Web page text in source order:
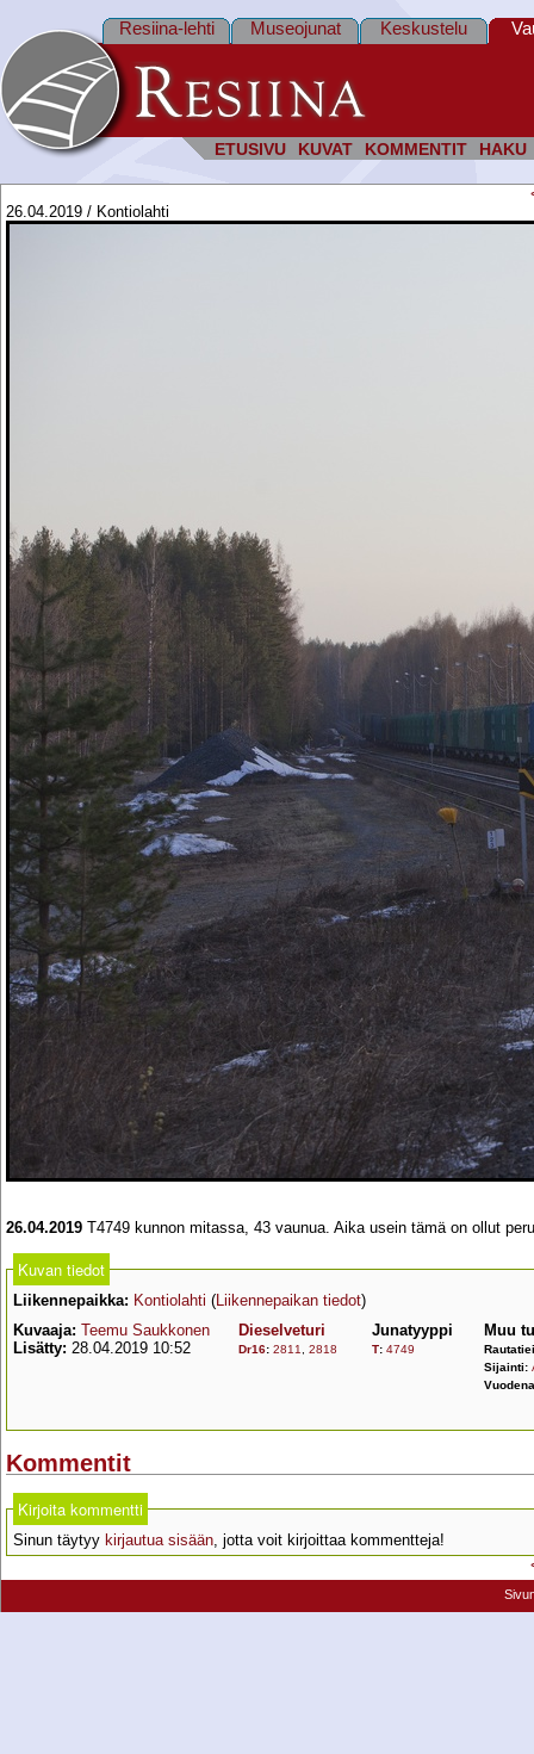
ETUSIVU KUVAT KOMMENTIT HAKU
Resiina-lehti Museojunat Keskustelu
26.04.2019 / Kontiolahti
26.04.2019 T4749 kunnon mitassa, 43 vaunua. Aika usein tämä on ollut
Kuvan tiedot
Liikennepaikka: Kontiolahti (Liikennepaikan tiedot)
Kuvaaja: Teemu Saukkonen
Lisätty: 28.04.2019 10:52
Dieselveturi
Dr16: 2811 2818
Junatyyppi
T: 4749
Muu
Sijainti:
Kommentit
Kirjoita kommentti
Sinun täytyy kirjautua sisään, jotta voit kirjoittaa kommentteja!